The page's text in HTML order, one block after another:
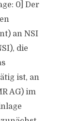
0] Der
an NSI
die
ist, an
AG) im